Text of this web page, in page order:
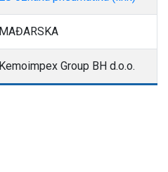
MAĐARSKA
Kemoimpex Group BH d.o.o.